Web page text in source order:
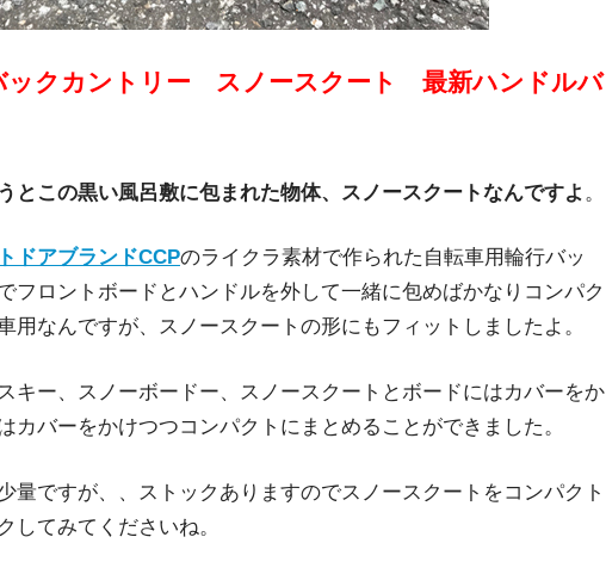
ックカントリー スノースクート 最新ハンドルバ
とこの黒い風呂敷に包まれた物体、スノースクートなんですよ 。
ドアブランドCCPのライクラ素材で作られた自転車用輪行バッ
フロントボードとハンドルを外して一緒に包めばかなりコンパク
用なんですが、スノースクートの形にもフィットしましたよ。
キー、スノーボードー、スノースクートとボードにはカバーをか
カバーをかけつつコンパクトにまとめることができました。
量ですが、、ストックありますのでスノースクートをコンパクト
してみてくださいね。